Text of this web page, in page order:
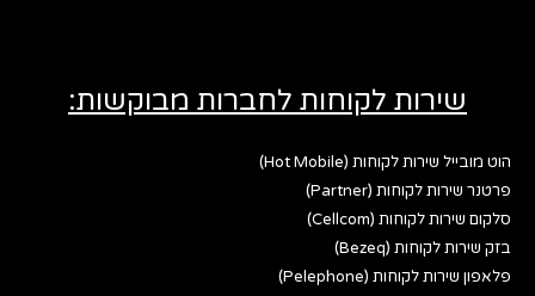
שירות לקוחות לחברות מבוקשות:
הוט מובייל שירות לקוחות (Hot Mobile)
פרטנר שירות לקוחות (Partner)
סלקום שירות לקוחות (Cellcom)
בזק שירות לקוחות (Bezeq)
פלאפון שירות לקוחות (Pelephone)